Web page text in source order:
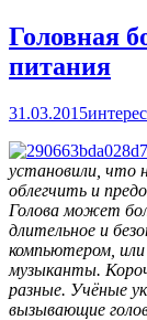
Головная
питания
31.03.2015
установили, что
облегчить и
Голова может
длительное и
компьютером,
музыканты.
разные. Учёные
вызывающие